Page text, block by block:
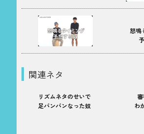
怒鳴
関連ネタ
リズムネタのせいで
足パンパンなった奴
わ